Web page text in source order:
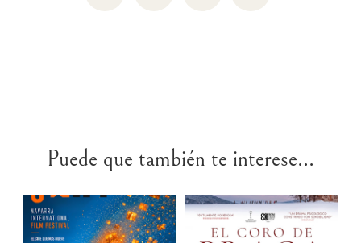
Puede que también te interese...